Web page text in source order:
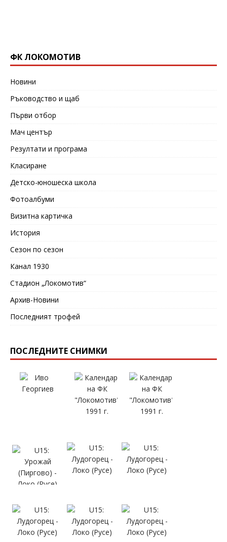
ФК ЛОКОМОТИВ
Новини
Ръководство и щаб
Първи отбор
Мач център
Резултати и програма
Класиране
Детско-юношеска школа
Фотоалбуми
Визитна картичка
История
Сезон по сезон
Канал 1930
Стадион „Локомотив“
Архив-Новини
Последният трофей
ПОСЛЕДНИТЕ СНИМКИ